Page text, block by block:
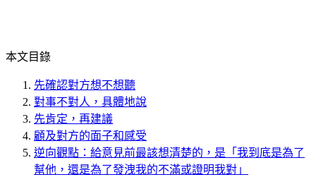
本文目錄
先確認對方想不想聽
對事不對人，具體地說
先肯定，再建議
顧及對方的面子和感受
逆向觀點：給意見前最該想清楚的，是「我到底是為了
幫他，還是為了發洩我的不滿或證明我對」